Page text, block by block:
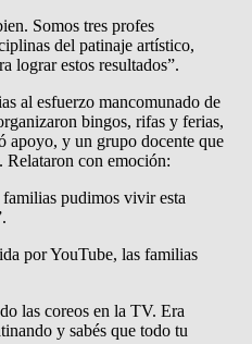
Somos tres profes
del patinaje artístico,
lograr estos resultados”.
al esfuerzo mancomunado de
bingos, rifas y ferias,
apoyo, y un grupo docente que
Relataron con emoción:
pudimos vivir esta
por YouTube, las familias
las coreos en la TV. Era
y sabés que todo tu